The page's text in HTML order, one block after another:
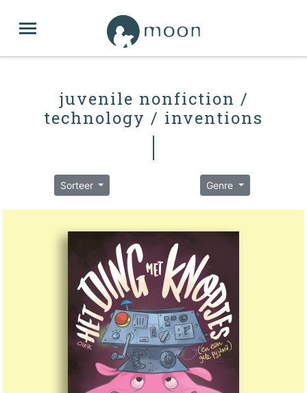
juvenile nonfiction /
technology / inventions
Sorteer Genre